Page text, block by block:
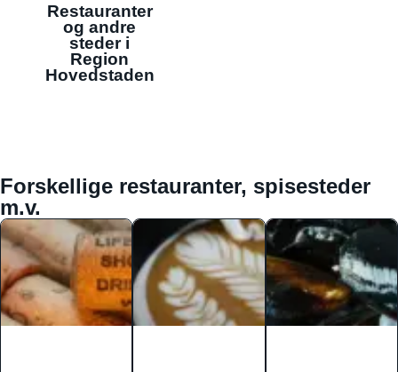
Restauranter
og andre
steder i
Region
Hovedstaden
Forskellige restauranter, spisesteder
m.v.